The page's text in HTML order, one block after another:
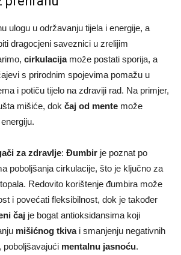
ulogu u održavanju tijela i energije, a
dragocjeni saveznici u zrelijim
cirkulacijamože postati sporija, a
s prirodnim spojevima pomažu u
i potiču tijelo na zdraviji rad. Na primjer,
mišiće, dok čaj od mente može
za zdravlje: Đumbir je poznat po
poboljšanja cirkulacije, što je ključno za
Redovito korištenje đumbira može
i povećati fleksibilnost, dok je također
čaj je bogat antioksidansima koji
mišićnog tkivai smanjenju negativnih
poboljšavajući mentalnu jasnoću.